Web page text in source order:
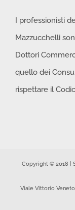
I professionisti
Mazzucchelli
Dottori
quello dei
rispettare il
Copyright © 2018 |
Viale Vittorio Veneto